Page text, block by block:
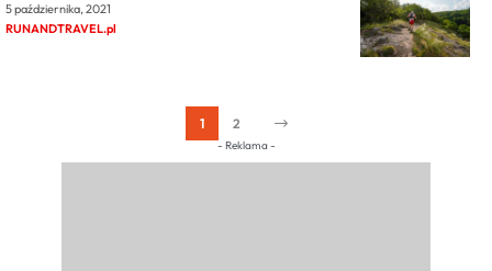
5 października, 2021
RUNANDTRAVEL.pl
1 2
- Reklama -